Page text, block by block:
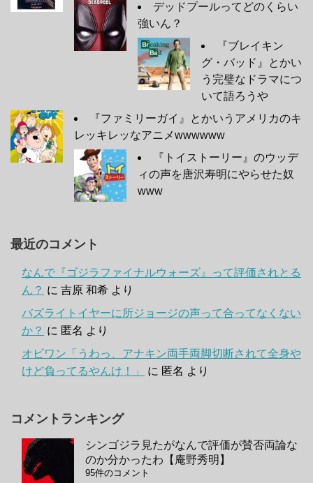
デッドプールってどのくらい
強いん？
『ブレイキン
グ・バッド』とかい
う完璧なドラマにつ
いて語ろうや
『ファミリーガイ』とかいうアメリカのキ
レッキレッなアニメwwwwww
『トイストーリー』のウッデ
ィの声を唐沢寿明にやらせた奴
www
最近のコメント
なんで『ゴジラファイナルウォーズ』って評価されとる
ん？ に 吉原 和希 より
バズライトイヤーに所ジョージの声って合ってなくない
か？ に 匿名 より
オビワン「うわっ、アナキン両手両脚切断されて全身や
けど負ってるやんけ！」
に 匿名 より
コメントランキング
シンゴジラ見たがなんで評価が賛否両論な
のか分かったわ【庵野秀明】
95件のコメント